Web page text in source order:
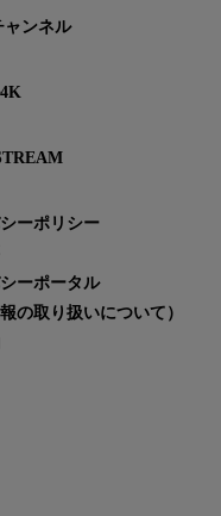
ンネル
ーポリシー
ーポータル
報の取り扱いについて）